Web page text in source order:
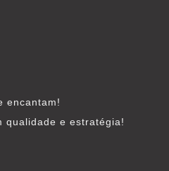
encantam!
qualidade e estratégia!